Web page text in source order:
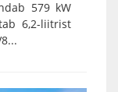
579 kW
6,2-liitrist